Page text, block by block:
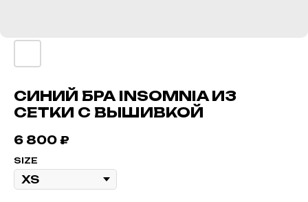
СИНИЙ БРА INSOMNIA ИЗ
СЕТКИ С ВЫШИВКОЙ
6 800 ₽
SIZE